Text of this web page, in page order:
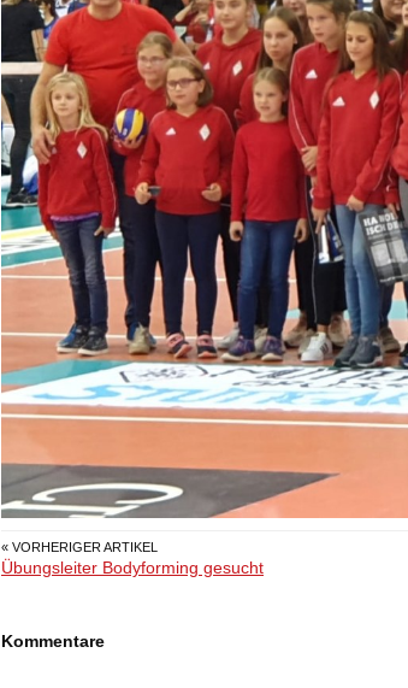
« VORHERIGER ARTIKEL
Übungsleiter Bodyforming gesucht
Kommentare